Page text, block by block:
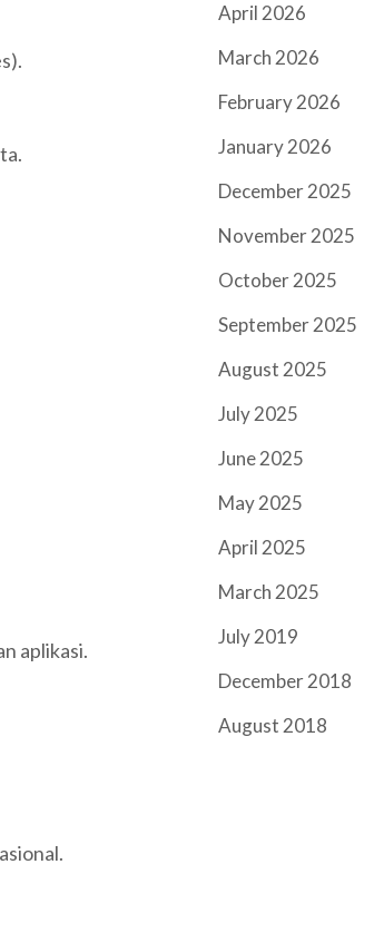
aplikasi.
April 2026
March 2026
February 2026
January 2026
December 2025
November 2025
October 2025
September 2025
August 2025
July 2025
June 2025
May 2025
April 2025
March 2025
July 2019
December 2018
August 2018